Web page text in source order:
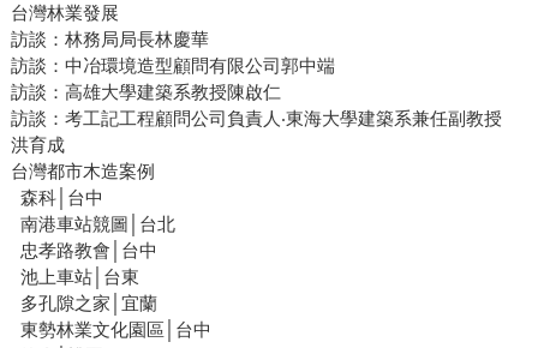
台灣林業發展
訪談：林務局局長林慶華
訪談：中冶環境造型顧問有限公司郭中端
訪談：高雄大學建築系教授陳啟仁
訪談：考工記工程顧問公司負責人‧東海大學建築系兼任副教授
洪育成
台灣都市木造案例
森科│台中
南港車站競圖│台北
忠孝路教會│台中
池上車站│台東
多孔隙之家│宜蘭
東勢林業文化園區│台中